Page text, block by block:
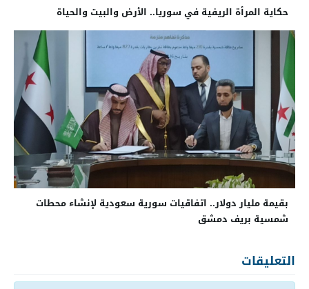
حكاية المرأة الريفية في سوريا.. الأرض والبيت والحياة
بقيمة مليار دولار.. اتفاقيات سورية سعودية لإنشاء محطات
شمسية بريف دمشق
التعليقات